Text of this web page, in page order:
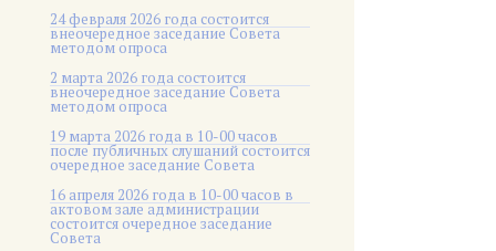
24 февраля 2026 года состоится
внеочередное заседание Совета
методом опроса
2 марта 2026 года состоится
внеочередное заседание Совета
методом опроса
19 марта 2026 года в 10-00 часов
после публичных слушаний состоится
очередное заседание Совета
16 апреля 2026 года в 10-00 часов в
актовом зале администрации
состоится очередное заседание
Совета